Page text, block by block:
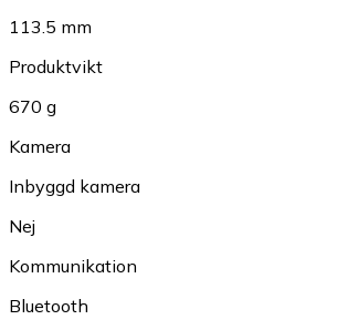
113.5 mm
Produktvikt
670 g
Kamera
Inbyggd kamera
Nej
Kommunikation
Bluetooth